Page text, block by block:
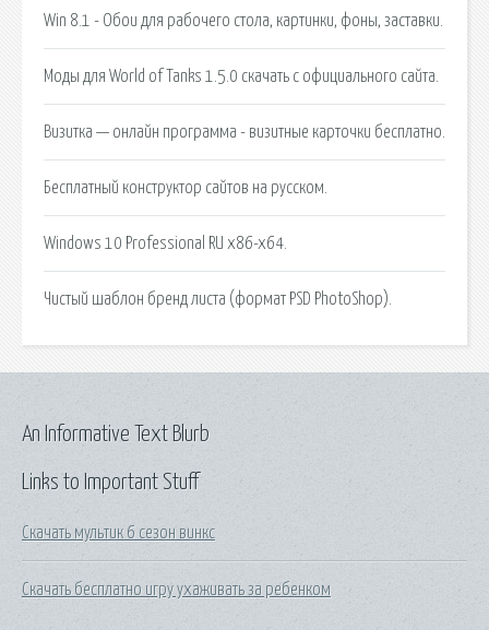
Win 8.1 - Обои для рабочего стола, картинки, фоны, заставки.
Моды для World of Tanks 1.5.0 скачать с официального сайта.
Визитка — онлайн программа - визитные карточки бесплатно.
Бесплатный конструктор сайтов на русском.
Windows 10 Professional RU x86-x64.
Чистый шаблон бренд листа (формат PSD PhotoShop).
Links to Important Stuff
Скачать мультик 6 сезон винкс
Скачать бесплатно игру ухаживать за ребенком
An Informative Text Blurb